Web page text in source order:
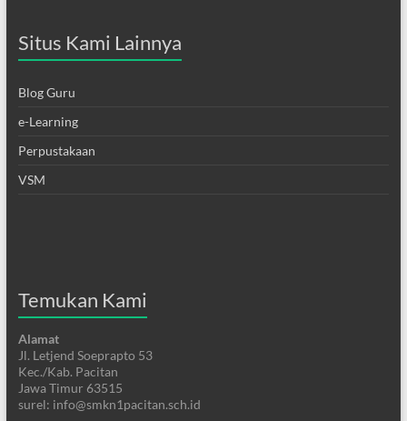
Situs Kami Lainnya
Blog Guru
e-Learning
Perpustakaan
VSM
Temukan Kami
Alamat
Jl. Letjend Soeprapto 53
Kec./Kab. Pacitan
Jawa Timur 63515
surel: info@smkn1pacitan.sch.id